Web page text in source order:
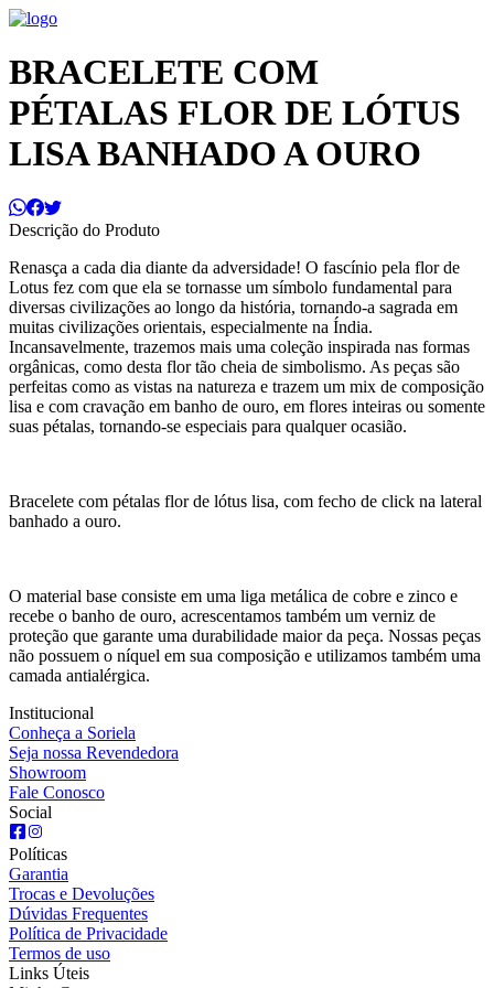
BRACELETE COM
PÉTALAS FLOR DE LÓTUS
LISA BANHADO A OURO
Descrição do Produto
Renasça a cada dia diante da adversidade! O fascínio pela flor de
Lotus fez com que ela se tornasse um símbolo fundamental para
diversas civilizações ao longo da história, tornando-a sagrada em
muitas civilizações orientais, especialmente na Índia.
Incansavelmente, trazemos mais uma coleção inspirada nas formas
orgânicas, como desta flor tão cheia de simbolismo. As peças são
perfeitas como as vistas na natureza e trazem um mix de composição
lisa e com cravação em banho de ouro, em flores inteiras ou somente
suas pétalas, tornando-se especiais para qualquer ocasião.
Bracelete com pétalas flor de lótus lisa, com fecho de click na lateral
banhado a ouro.
O material base consiste em uma liga metálica de cobre e zinco e
recebe o banho de ouro, acrescentamos também um verniz de
proteção que garante uma durabilidade maior da peça. Nossas peças
não possuem o níquel em sua composição e utilizamos também uma
camada antialérgica.
Institucional
Conheça a Soriela
Seja nossa Revendedora
Showroom
Fale Conosco
Social
Políticas
Garantia
Trocas e Devoluções
Dúvidas Frequentes
Política de Privacidade
Termos de uso
Links Úteis